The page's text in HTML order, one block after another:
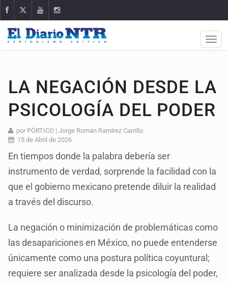
LA NEGACIÓN DESDE LA
PSICOLOGÍA DEL PODER
por PÓRTICO | Jorge Román Ramírez Carrillo
15 de Abril de 2026
En tiempos donde la palabra debería ser
instrumento de verdad, sorprende la facilidad con la
que el gobierno mexicano pretende diluir la realidad
a través del discurso.
La negación o minimización de problemáticas como
las desapariciones en México, no puede entenderse
únicamente como una postura política coyuntural;
requiere ser analizada desde la psicología del poder,